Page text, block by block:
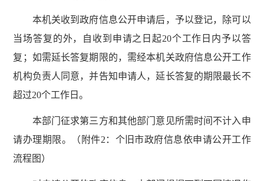
本机关收到政府信息公开申请后，予以登记，除可以
当场答复的外，自收到申请之日起20个工作日内予以答
复；如需延长答复期限的，需经本机关政府信息公开工作
机构负责人同意，并告知申请人，延长答复的期限最长不
超过20个工作日。
本部门征求第三方和其他部门意见所需时间不计入申
请办理期限。（附件2：个旧市政府信息依申请公开工作
流程图）